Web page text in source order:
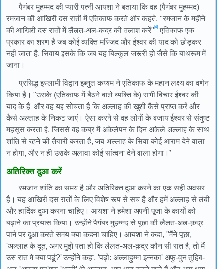
पैगंबर मुहम्मद की प्यारी पत्नी आयशा ने बताया कि वह (पैगंबर मुहम्मद)
रमजान की आखिरी दस रातों में एतिकाफ करते और कहते, "रमजान के महीने
की आखिरी दस रातों में लैलत-अल-कद्र की तलाश करें"[4] एतिकाफ एक
प्रकार का शरण है जब कोई व्यक्ति मस्जिद और ईश्वर की याद को छोड़कर
नहीं जाता है, सिवाय इसके कि जब यह बिल्कुल जरूरी हो जैसे कि बाथरूम में
जाना।
प्रसिद्ध इस्लामी विद्वान इब्नुल कय्यम ने एतिकाफ के महान लक्ष्य का वर्णन
किया है। "उसके (एतिकाफ में बैठने वाले व्यक्ति के) सभी विचार ईश्वर की
याद के हैं, और वह यह सोचता है कि अल्लाह की खुशी कैसे प्राप्त करें और
कैसे अल्लाह के निकट जाएं। ऐसा करने से वह लोगों के बजाय ईश्वर से संतुष्ट
महसूस करता है, जिससे वह कब्र में अकेलेपन के दिन अकेले अल्लाह के साथ
शांति से रहने की तैयारी करता है, जब अल्लाह के सिवा कोई आराम देने वाला
न होगा, और न ही उसके अलावा कोई सांत्वना देने वाला होगा। ”
अतिरिक्त दुआ करें
रमजान शांति का समय है और अतिरिक्त दुआ करने का एक सही अवसर
है। यह आखिरी दस रातों के लिए विशेष रूप से सच है और हमें अल्लाह से लंबी
और हार्दिक दुआ करना चाहिए। आयशा ने हमेशा अपनी पूजा के कार्यो को
बढ़ाने का प्रयास किया। उन्होंने पैगंबर मुहम्मद से पूछा की लैलत-अल-क़द्र
पाने पर दुआ करते समय क्या कहना चाहिए। आयशा ने कहा, "मैंने पूछा,
'अल्लाह के दूत, अगर मुझे पता हो कि लैलत-अल-क़द्र कौन सी रात है, तो मैं
उस रात मे क्या पढूं?' उन्होंने कहा, 'पढ़ो: अल्लाहुम्मा इन्नका' अफु-वुन तुहिब-